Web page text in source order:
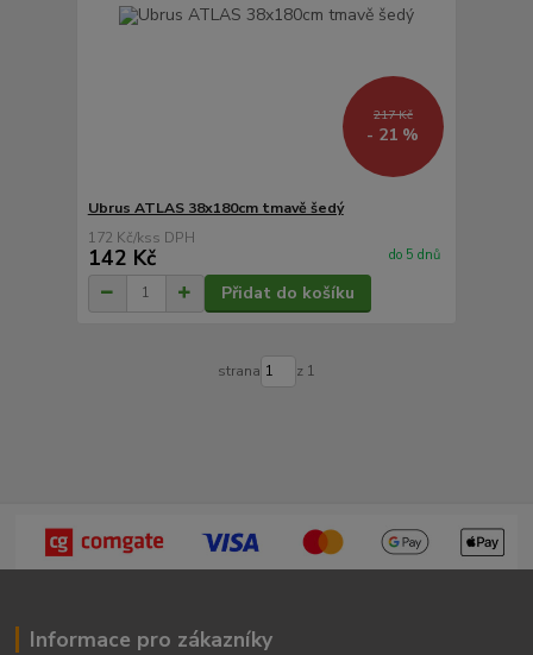
217 Kč
- 21 %
Ubrus ATLAS 38x180cm tmavě šedý
172 Kč/ks
142 Kč do 5 dnů
Přidat do košíku
strana z 1
Informace pro zákazníky